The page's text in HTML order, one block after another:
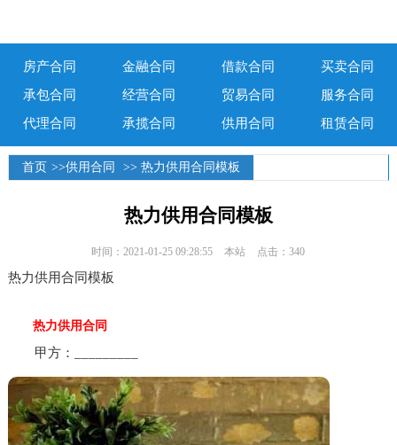
房产合同 金融合同 借款合同
买卖合同
承包合同
经营合同 贸易合同
服务合同
代理合同
承揽合同 供用合同 租赁合同
首页 >>供用合同 >> 热力供用合同模板
热力供用合同模板
时间：2021-01-25 09:28:55 本站 点击：340
热力供用合同模板
热力供用合同
甲方：_________